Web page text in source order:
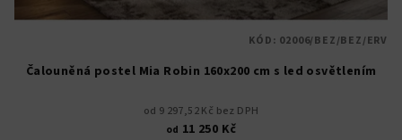
Čalouněná postel Mia Robin 160x200 cm s led osvětlením
od 9 297,52 Kč bez DPH
od 11 250 Kč
KÓD: 02006/BEZ/BEZ/ERV